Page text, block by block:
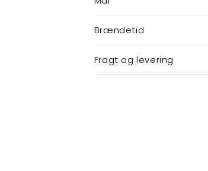
Brændetid
Fragt og levering